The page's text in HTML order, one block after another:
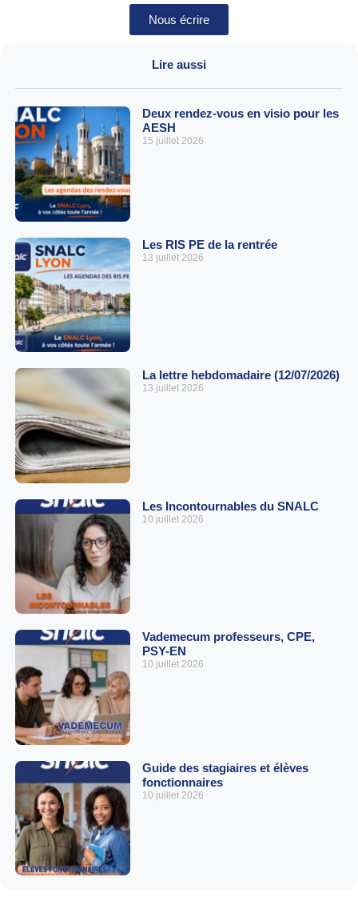
Nous écrire
Lire aussi
Deux rendez-vous en visio pour les
AESH
15 juillet 2026
Les RIS PE de la rentrée
13 juillet 2026
La lettre hebdomadaire (12/07/2026)
13 juillet 2026
Les Incontournables du SNALC
10 juillet 2026
Vademecum professeurs, CPE,
PSY-EN
10 juillet 2026
Guide des stagiaires et élèves
fonctionnaires
10 juillet 2026